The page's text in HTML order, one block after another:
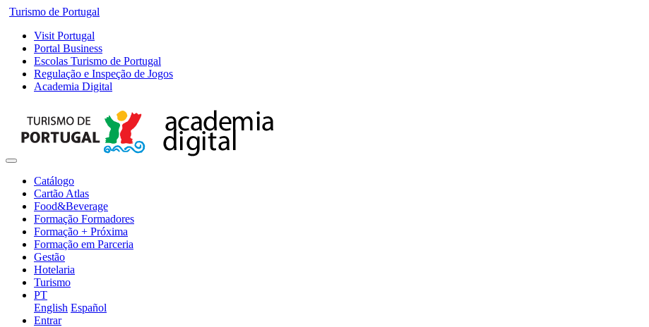
Turismo de Portugal
Visit Portugal
Portal Business
Escolas Turismo de Portugal
Regulação e Inspeção de Jogos
Academia Digital
Catálogo
Cartão Atlas
Food&Beverage
Formação Formadores
Formação + Próxima
Formação em Parceria
Gestão
Hotelaria
Turismo
PT
English Español
Entrar